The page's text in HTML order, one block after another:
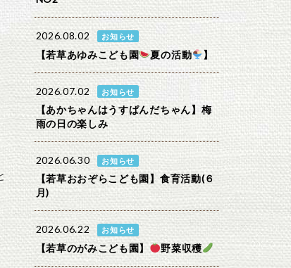
2026.08.02 お知らせ
【若草あゆみこども園 夏の活動 】
2026.07.02 お知らせ
【あかちゃんはうすぱんだちゃん】梅
雨の日の楽しみ
2026.06.30 お知らせ
【若草おおぞらこども園】食育活動(６
月)
2026.06.22 お知らせ
【若草のがみこども園】 野菜収穫